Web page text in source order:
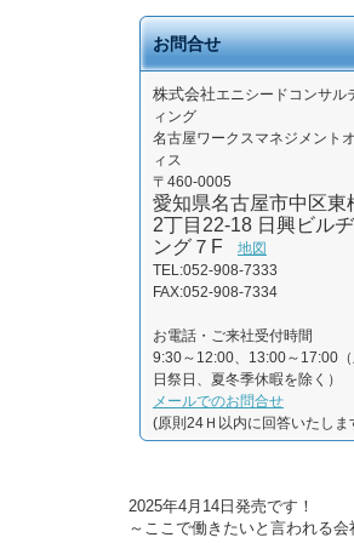
お問合せ
株式会社エニシードコンサル
ィング
名古屋ワークスマネジメント
ィス
〒460-0005
愛知県名古屋市中区東
2丁目22-18 日興ビルヂ
ング７F
地図
TEL:052-908-7333
FAX:052-908-7334
お電話・ご来社受付時間
9:30～12:00、13:00～17:00（
日祭日、夏冬季休暇を除く）
メールでのお問合せ
(原則24Ｈ以内に回答いたしま
2025年4月14日発売です！
～ここで働きたいと言われる会